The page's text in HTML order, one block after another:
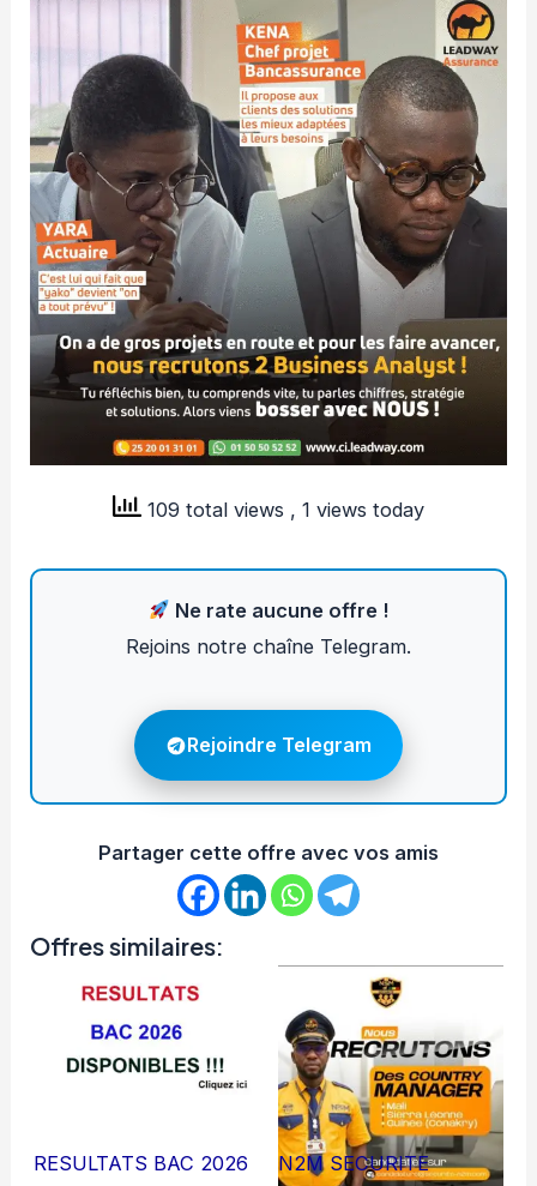
109 total views , 1 views today
Ne rate aucune offre !
Rejoins notre chaîne Telegram.
Rejoindre Telegram
Partager cette offre avec vos amis
Offres similaires:
RESULTATS BAC 2026
N2M SECURITE